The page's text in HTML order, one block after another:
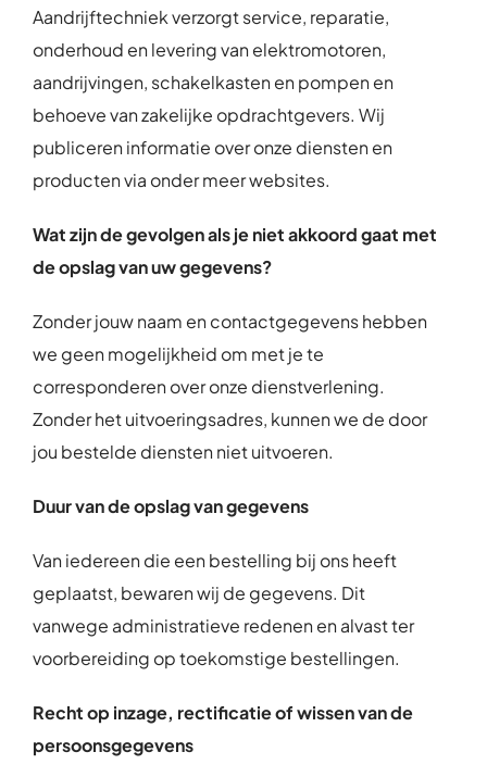
Aandrijftechniek verzorgt service, reparatie,
onderhoud en levering van elektromotoren,
aandrijvingen, schakelkasten en pompen en
behoeve van zakelijke opdrachtgevers. Wij
publiceren informatie over onze diensten en
producten via onder meer websites.
Wat zijn de gevolgen als je niet akkoord gaat met
de opslag van uw gegevens?
Zonder jouw naam en contactgegevens hebben
we geen mogelijkheid om met je te
corresponderen over onze dienstverlening.
Zonder het uitvoeringsadres, kunnen we de door
jou bestelde diensten niet uitvoeren.
Duur van de opslag van gegevens
Van iedereen die een bestelling bij ons heeft
geplaatst, bewaren wij de gegevens. Dit
vanwege administratieve redenen en alvast ter
voorbereiding op toekomstige bestellingen.
Recht op inzage, rectificatie of wissen van de
persoonsgegevens